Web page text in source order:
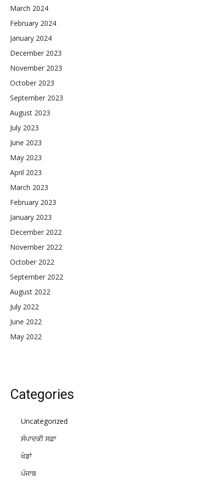
March 2024
February 2024
January 2024
December 2023
November 2023
October 2023
September 2023
August 2023
July 2023
June 2023
May 2023
April 2023
March 2023
February 2023
January 2023
December 2022
November 2022
October 2022
September 2022
August 2022
July 2022
June 2022
May 2022
Categories
Uncategorized
ਸੰਪਾਦਕੀ ਸਫ਼ਾ
ਖੇਡਾਂ
ਪੰਜਾਬ